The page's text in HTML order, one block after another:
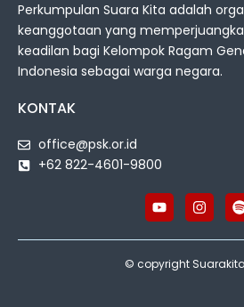
Perkumpulan Suara Kita adalah
keanggotaan yang
keadilan bagi Kelompok Ragam
Indonesia sebagai warga negara.
KONTAK
office@psk.or.id
+62 822-4601-9800
© copyright